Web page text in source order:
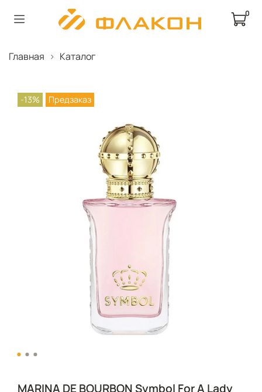
0
Главная Каталог
-13% Предзаказ
MARINA DE BOURBON Symbol For A Lady